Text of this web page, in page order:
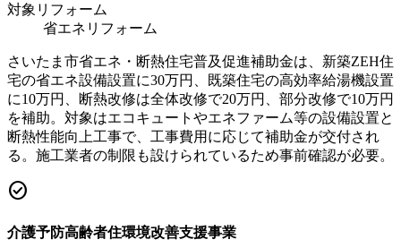
対象リフォーム
省エネリフォーム
さいたま市省エネ・断熱住宅普及促進補助金は、新築ZEH住
宅の省エネ設備設置に30万円、既築住宅の高効率給湯機設置
に10万円、断熱改修は全体改修で20万円、部分改修で10万円
を補助。対象はエコキュートやエネファーム等の設備設置と
断熱性能向上工事で、工事費用に応じて補助金が交付され
る。施工業者の制限も設けられているため事前確認が必要。
check_circle
介護予防高齢者住環境改善支援事業